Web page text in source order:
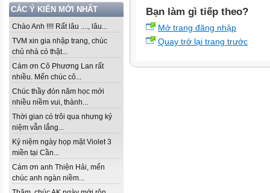
CÁC Ý KIẾN MỚI NHẤT
Chào Anh !!!! Rất lâu ...., lâu...
TVM xin gia nhập trang, chúc
chủ nhà có thật...
Cám ơn Cô Phương Lan rất
nhiều. Mến chúc cô...
Chúc thầy đón năm học mới
nhiều niềm vui, thành...
Thời gian có trôi qua nhưng kỷ
niệm vẫn lắng...
Kỷ niệm ngày họp mặt Violet 3
miền tại Cần...
Cám ơn anh Thiện Hải, mến
chúc anh ngàn niềm...
Bạn làm gì tiếp theo?
Mở trang đăng nhập
Quay trở lại trang trước